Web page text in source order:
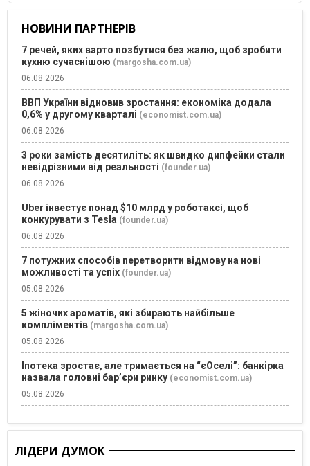
НОВИНИ ПАРТНЕРІВ
7 речей, яких варто позбутися без жалю, щоб зробити
кухню сучаснішою (margosha.com.ua)
06.08.2026
ВВП України відновив зростання: економіка додала
0,6% у другому кварталі (economist.com.ua)
06.08.2026
3 роки замість десятиліть: як швидко дипфейки стали
невідрізними від реальності (founder.ua)
06.08.2026
Uber інвестує понад $10 млрд у роботаксі, щоб
конкурувати з Tesla (founder.ua)
06.08.2026
7 потужних способів перетворити відмову на нові
можливості та успіх (founder.ua)
05.08.2026
5 жіночих ароматів, які збирають найбільше
компліментів (margosha.com.ua)
05.08.2026
Іпотека зростає, але тримається на “єОселі”: банкірка
назвала головні бар’єри ринку (economist.com.ua)
05.08.2026
ЛІДЕРИ ДУМОК